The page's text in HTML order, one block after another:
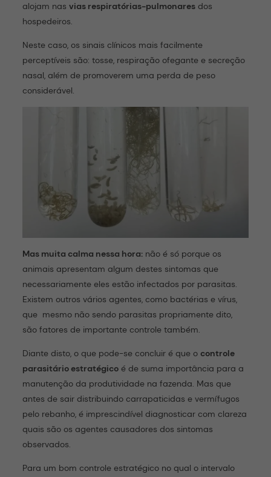
alojam nasvias respiratórias-pulmonares dos
hospedeiros.
Neste caso, os sinais clínicos mais facilmente
perceptíveis são: tosse, respiração ofegante e secreção
nasal, além de promoverem uma perda de peso
considerável.
Mas muita calma nessa hora: não é só porque os
animais apresentam algum destes sintomas que
necessariamente eles estão infectados por parasitas.
Existem outros vários agentes, como bactérias e vírus,
que mesmo não sendo parasitas propriamente dito,
são fatores de importante controle também.
Diante disto, o que pode-se concluir é que o controle
parasitário estratégico é de suma importância para a
manutenção da produtividade na fazenda. Mas que
antes de sair distribuindo carrapaticidas e vermífugos
pelo rebanho, é imprescindível diagnosticar com clareza
quais são os agentes causadores dos sintomas
observados.
Para um bom controle estratégico no qual o intervalo